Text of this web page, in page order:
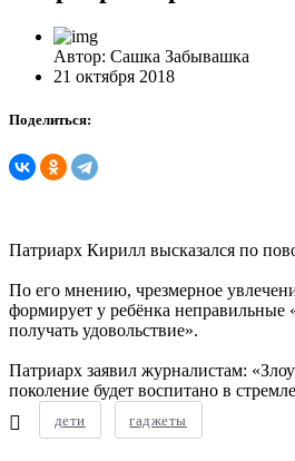
Автор: Сашка Забывашка
21 октября 2018
Поделиться:
Патриарх Кирилл высказался по
По его мнению, чрезмерное
формирует у ребёнка неправильные
получать удовольствие».
Патриарх заявил журналистам:
поколение будет воспитано в
дети гаджеты